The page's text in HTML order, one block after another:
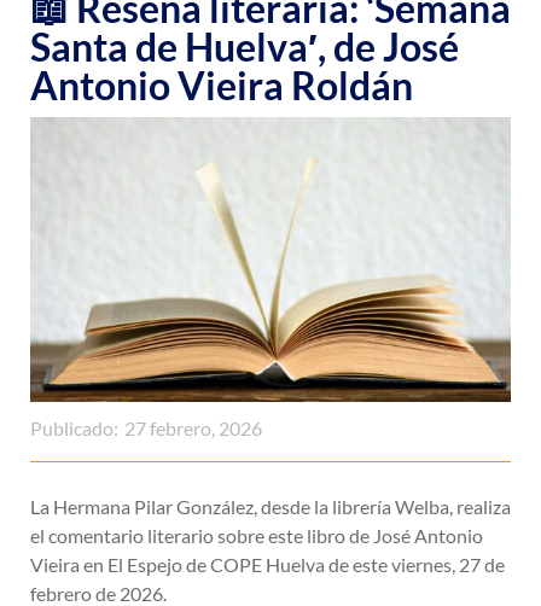
Santa de Huelva′, de José
Antonio Vieira Roldán
Publicado: 27 febrero, 2026
La Hermana Pilar González, desde la librería Welba, realiza
el comentario literario sobre este libro de José Antonio
Vieira en El Espejo de COPE Huelva de este viernes, 27 de
febrero de 2026.